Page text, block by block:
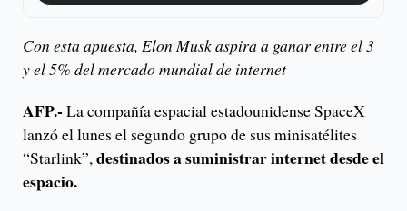
Con esta apuesta, Elon Musk aspira a ganar entre el 3
y el 5% del mercado mundial de internet
AFP.- La compañía espacial estadounidense SpaceX
lanzó el lunes el segundo grupo de sus minisatélites
“Starlink”,destinados a suministrar internet desde el
espacio.